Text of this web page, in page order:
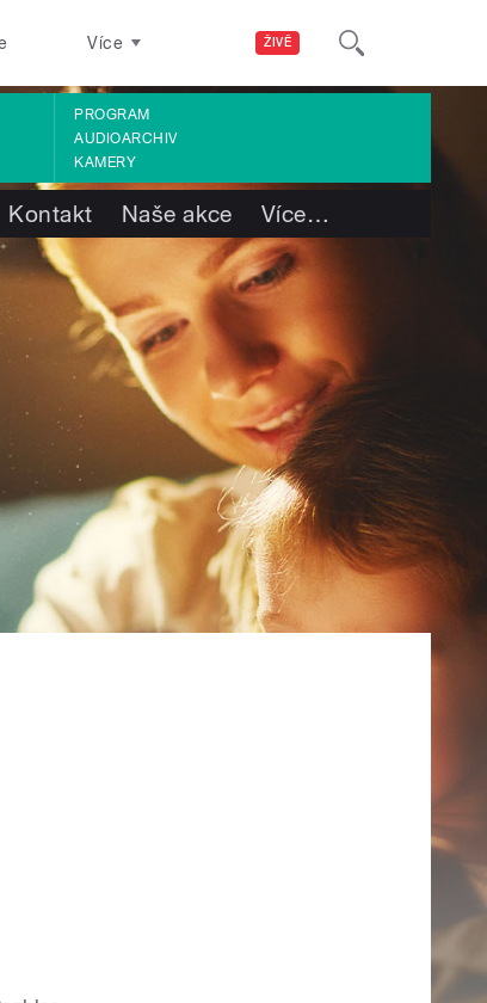
ŽIVĚ
Více
PROGRAM
AUDIOARCHIV
KAMERY
Kontakt Naše akce Více…